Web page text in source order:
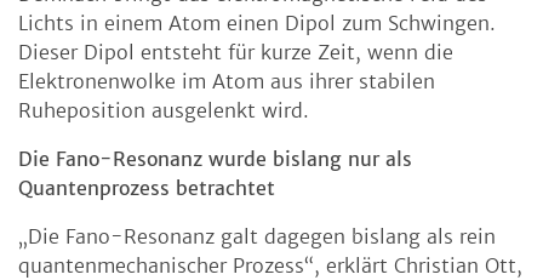
Lichts in einem Atom einen Dipol zum Schwingen.
Dieser Dipol entsteht für kurze Zeit, wenn die
Elektronenwolke im Atom aus ihrer stabilen
Ruheposition ausgelenkt wird.
Die Fano-Resonanz wurde bislang nur als
Quantenprozess betrachtet
„Die Fano-Resonanz galt dagegen bislang als rein
quantenmechanischer Prozess“, erklärt Christian Ott,